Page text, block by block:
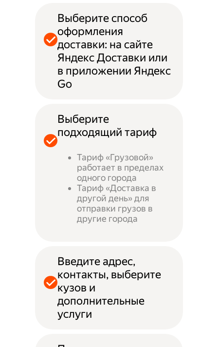
Выберите способ
оформления
доставки: на сайте
Яндекс Доставки или
в приложении Яндекс
Go
Выберите
подходящий тариф
Тариф «Грузовой»
работает в пределах
одного города
Тариф «Доставка в
другой день» для
отправки грузов в
другие города
Введите адрес,
контакты, выберите
кузов и
дополнительные
услуги